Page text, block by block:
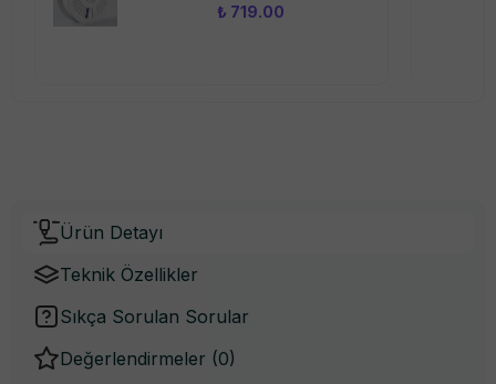
₺ 719.00
Ürün Detayı
Teknik Özellikler
Sıkça Sorulan Sorular
Değerlendirmeler (0)